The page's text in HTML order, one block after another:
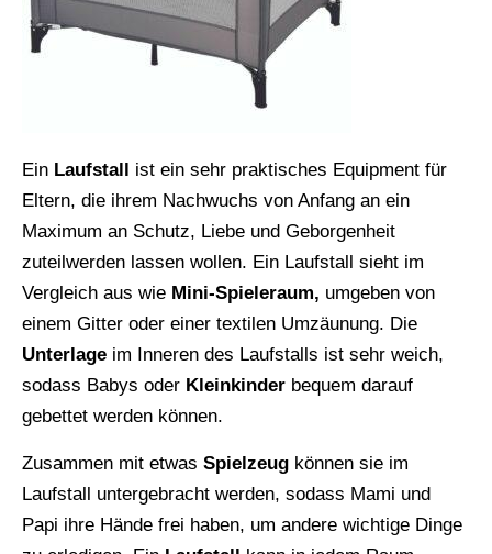
Ein Laufstall
ist ein sehr praktisches Equipment für
Eltern, die ihrem Nachwuchs von Anfang an ein
Maximum an Schutz, Liebe und Geborgenheit
zuteilwerden lassen wollen. Ein Laufstall sieht im
Vergleich aus wie Mini-Spieleraum, umgeben von
einem Gitter oder einer textilen Umzäunung. Die
Unterlage im Inneren des Laufstalls ist sehr weich,
sodass Babys oder Kleinkinder bequem darauf
gebettet werden können.
Zusammen mit etwas Spielzeug können sie im
Laufstall untergebracht werden, sodass Mami und
Papi ihre Hände frei haben, um andere wichtige Dinge